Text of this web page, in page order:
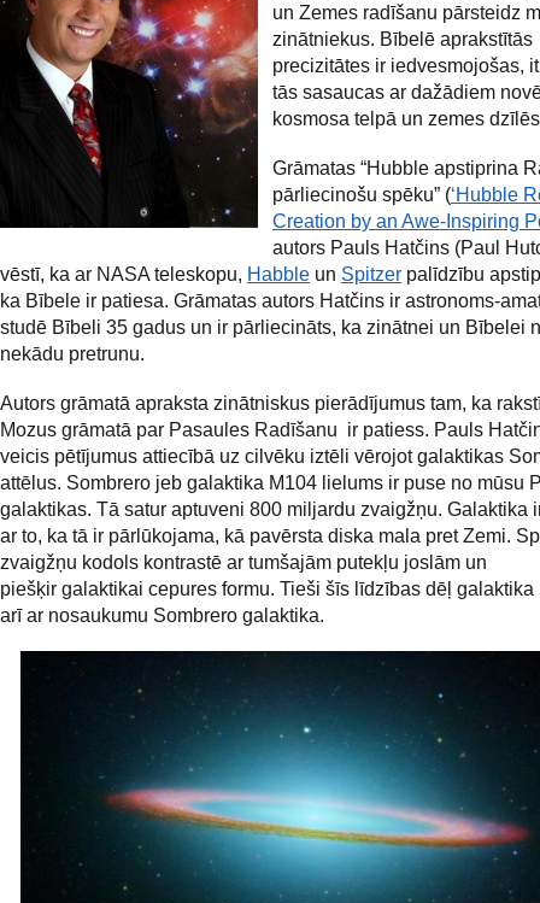
un Zemes radīšanu pārsteidz
zinātniekus. Bībelē aprakstītās
precizitātes ir iedvesmojošas,
tās sasaucas ar dažādiem
kosmosa telpā un zemes
Grāmatas “Hubble apstiprina
pārliecinošu spēku” (‘Hubble
Creation by an Awe-Inspiring
autors Pauls Hatčins (Paul
vēstī, ka ar NASA teleskopu, Habble un Spitzer palīdzību
ka Bībele ir patiesa. Grāmatas autors Hatčins ir astronoms-
studē Bībeli 35 gadus un ir pārliecināts, ka zinātnei un Bībelei
nekādu pretrunu.
Autors grāmatā apraksta zinātniskus pierādījumus tam, ka
Mozus grāmatā par Pasaules Radīšanu ir patiess. Pauls
veicis pētījumus attiecībā uz cilvēku iztēli vērojot galaktikas
attēlus. Sombrero jeb galaktika M104 lielums ir puse no mūsu
galaktikas. Tā satur aptuveni 800 miljardu zvaigžņu. Galaktika
ar to, ka tā ir pārlūkojama, kā pavērsta diska mala pret Zemi.
zvaigžņu kodols kontrastē ar tumšajām putekļu joslām un
piešķir galaktikai cepures formu. Tieši šīs līdzības dēļ galaktika
arī ar nosaukumu Sombrero galaktika.